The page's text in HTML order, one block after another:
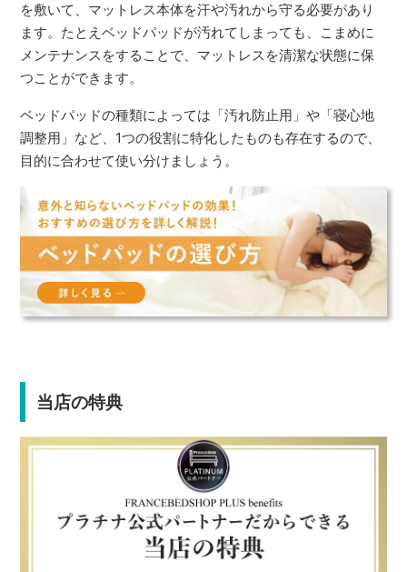
を敷いて、マットレス本体を汗や汚れから守る必要があり
ます。たとえベッドパッドが汚れてしまっても、こまめに
メンテナンスをすることで、マットレスを清潔な状態に保
つことができます。
ベッドパッドの種類によっては「汚れ防止用」や「寝心地
調整用」など、1つの役割に特化したものも存在するので、
目的に合わせて使い分けましょう。
当店の特典